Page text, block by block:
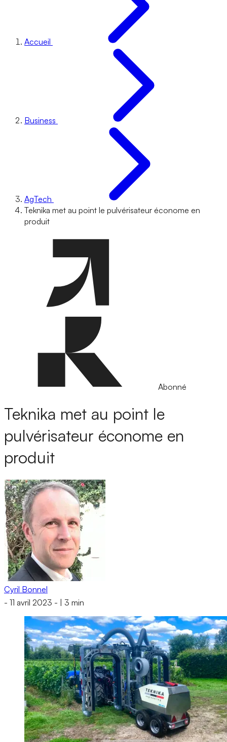
Accueil
Business
AgTech
Teknika met au point le pulvérisateur économe en
produit
Abonné
Teknika met au point le
pulvérisateur économe en
produit
Cyril Bonnel
- 11 avril 2023 - 3 min